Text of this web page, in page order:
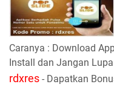
Caranya : Download
Install dan Jangan
rdxres - Dapatkan